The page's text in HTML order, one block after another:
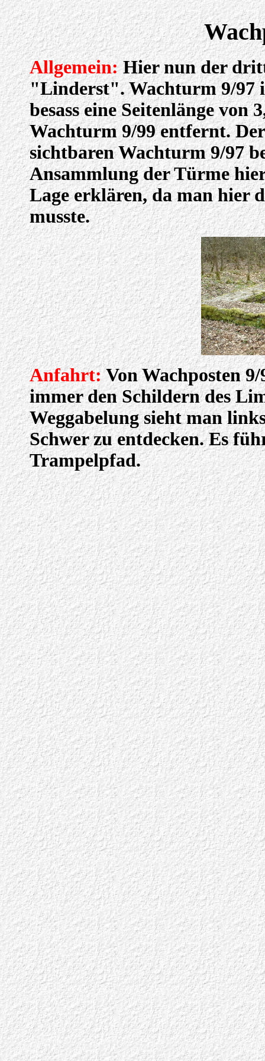
Allgemein:Hier nun der
"Linderst". Wachturm 9/97
besass eine Seitenlänge von
Wachturm 9/99 entfernt.
sichtbaren Wachturm 9/97
Ansammlung der Türme
Lage erklären, da man hier
musste.
Anfahrt:Von Wachposten
immer den Schildern des
Weggabelung sieht man
Schwer zu entdecken. Es
Trampelpfad.